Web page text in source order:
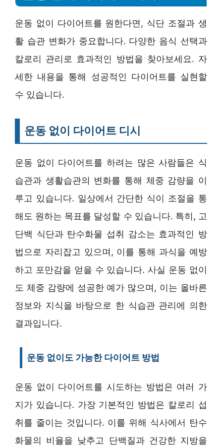
운동 없이 다이어트를 원한다면, 식단 조절과 생
활 습관 변화가 중요합니다. 다양한 음식 선택과
칼로리 관리로 효과적인 방법을 찾아보세요. 자
세한 내용을 통해 성공적인 다이어트를 실현할
수 있습니다.
운동 없이 다이어트 디시
운동 없이 다이어트를 하려는 많은 사람들은 식
습관과 생활습관의 변화를 통해 체중 감량을 이
루고 있습니다. 일상에서 간단한 식이 조절을 통
해도 원하는 목표를 달성할 수 있습니다. 특히, 고
단백 식단과 탄수화물 섭취 감소는 효과적인 방
법으로 자리잡고 있으며, 이를 통해 과식을 예방
하고 포만감을 얻을 수 있습니다. 사실 운동 없이
도 체중 감량에 성공한 예가 많으며, 이는 올바른
정보와 지식을 바탕으로 한 식습관 관리에 의한
결과입니다.
운동 없이도 가능한 다이어트 방법
운동 없이 다이어트를 시도하는 방법은 여러 가
지가 있습니다. 가장 기본적인 방법은 칼로리 섭
취를 줄이는 것입니다. 이를 위해 식사에서 탄수
화물의 비율을 낮추고 단백질과 건강한 지방을